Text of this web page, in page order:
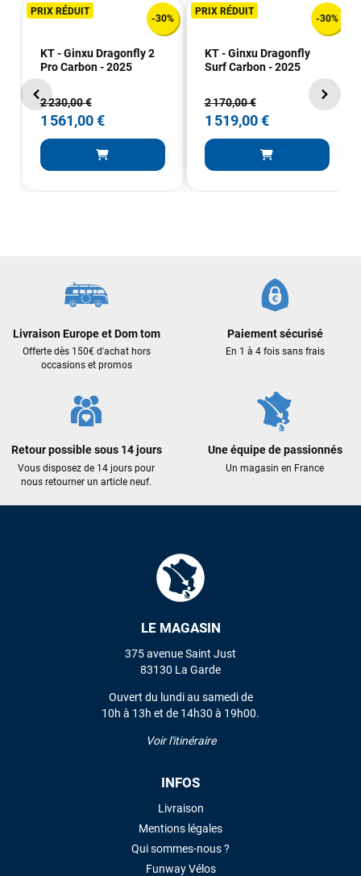
PRIX RÉDUIT
-30%
KT - Ginxu Dragonfly 2
Pro Carbon - 2025
2 230,00 €
1 561,00 €
PRIX RÉDUIT
-30%
KT - Ginxu Dragonfly
Surf Carbon - 2025
2 170,00 €
1 519,00 €
Livraison Europe et Dom tom
Offerte dès 150€ d'achat hors
occasions et promos
Paiement sécurisé
En 1 à 4 fois sans frais
Retour possible sous 14 jours
Vous disposez de 14 jours pour
nous retourner un article neuf.
Une équipe de passionnés
Un magasin en France
LE MAGASIN
375 avenue Saint Just
83130 La Garde
Ouvert du lundi au samedi de
10h à 13h et de 14h30 à 19h00.
Voir l'itinéraire
INFOS
Livraison
Mentions légales
Qui sommes-nous ?
Funway Vélos